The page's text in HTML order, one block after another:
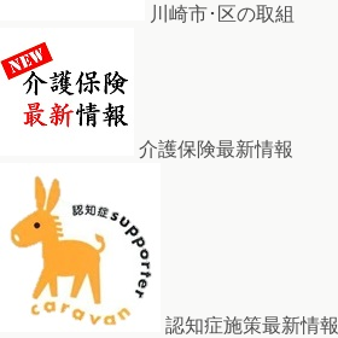
川崎市･区の取組
介護保険最新情報
認知症施策最新情報